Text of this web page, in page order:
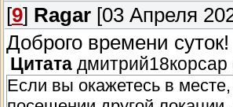
[9] Ragar [03 Апреля
Доброго времени суток!
Цитата дмитрий18корсар
Если вы окажетесь в месте,